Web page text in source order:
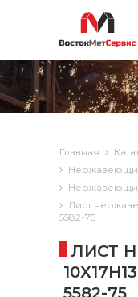
Главная
Лист
5582-75
ЛИСТ
5582-75